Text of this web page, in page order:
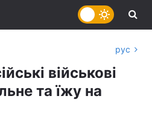
рус
військові
та їжу на